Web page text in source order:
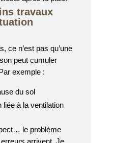
travaux
ce n’est pas qu’une
peut cumuler
exemple :
du sol
liée à la ventilation
le problème
arrivent. Je